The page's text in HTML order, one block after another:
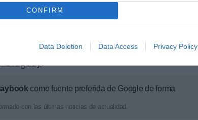
CONFIRM
Data Deletion Data Access Privacy Policy
su parte, continúa creciendo en España,
Open Banc Sabadell o Trofeo Conde
Argentina Open en Buenos Aires, el
Masters Cup. Además, gestiona
Uruguay.
como fuente preferida de Google de forma
con las últimas noticias de actualidad.